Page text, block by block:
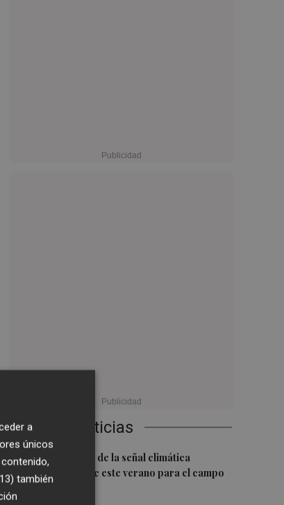
Últimas Noticias
1La FAO advierte de la señal climática
"excepcional" de este verano para el campo
a
únicos
también